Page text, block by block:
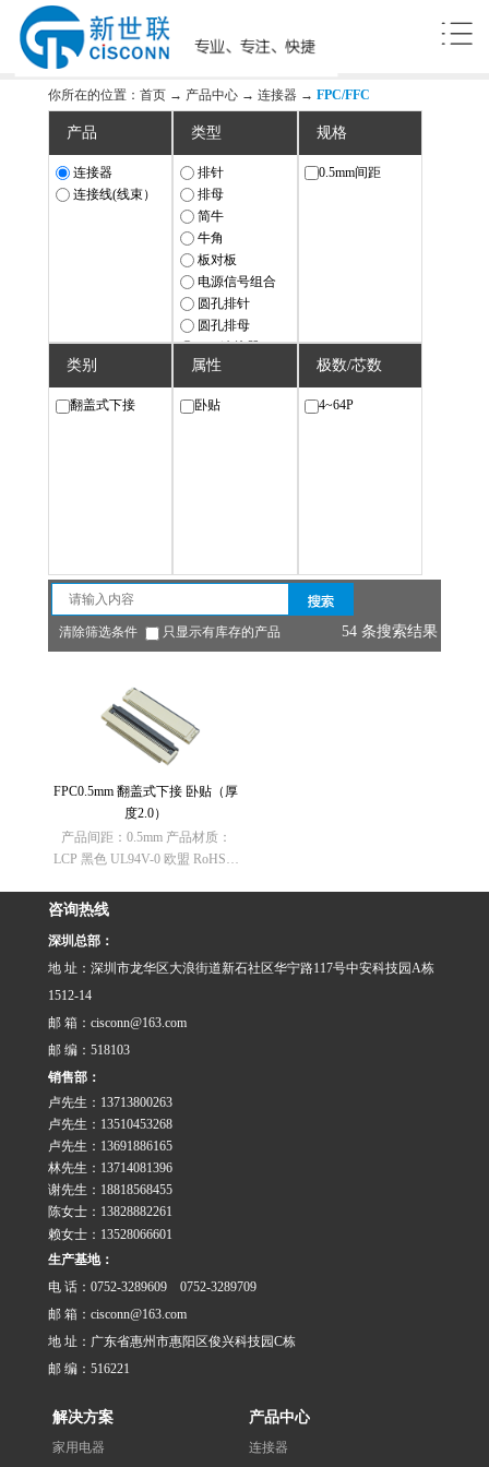
你所在的位置： 首页 → 产品中心 → 连接器 → FPC/FFC
产品
连接器
连接线(线束）
类型
排针
排母
简牛
牛角
板对板
电源信号组合
圆孔排针
圆孔排母
IDC连接器
Wafer（座子）
FPC/FFC
接线端子台
规格
0.5mm间距
类别
翻盖式下接
属性
卧贴
极数/芯数
4~64P
清除筛选条件 只显示有库存的产品 54 条搜索结果
FPC0.5mm 翻盖式下接 卧贴（厚
度2.0）
产品间距：0.5mm 产品材质：
LCP 黑色 UL94V-0 欧盟 RoHS指
REACH法规：不含有REACH
咨询热线
深圳总部：
地 址：深圳市龙华区大浪街道新石社区华宁路117号中安科技园A栋
1512-14
邮 箱：cisconn@163.com
邮 编：518103
销售部：
卢先生：13713800263
卢先生：13510453268
卢先生：13691886165
林先生：13714081396
谢先生：18818568455
陈女士：13828882261
赖女士：13528066601
生产基地：
电 话：0752-3289609 0752-3289709
邮 箱：cisconn@163.com
地 址：广东省惠州市惠阳区俊兴科技园C栋
邮 编：516221
解决方案
家用电器
产品中心
连接器